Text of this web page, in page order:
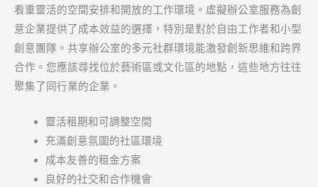
看重靈活的空間安排和開放的工作環境。虛擬辦公室服務為創
意企業提供了成本效益的選擇，特別是對於自由工作者和小型
創意團隊。共享辦公室的多元社群環境能激發創新思維和跨界
合作。您應該尋找位於藝術區或文化區的地點，這些地方往往
聚集了同行業的企業。
靈活租期和可調整空間
充滿創意氛圍的社區環境
成本友善的租金方案
良好的社交和合作機會